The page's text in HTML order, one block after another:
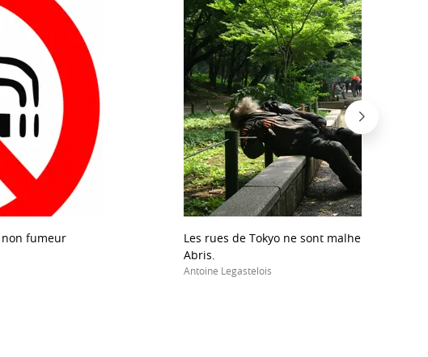
non fumeur
Les rues de Tokyo ne sont
Abris.
Antoine Legastelois